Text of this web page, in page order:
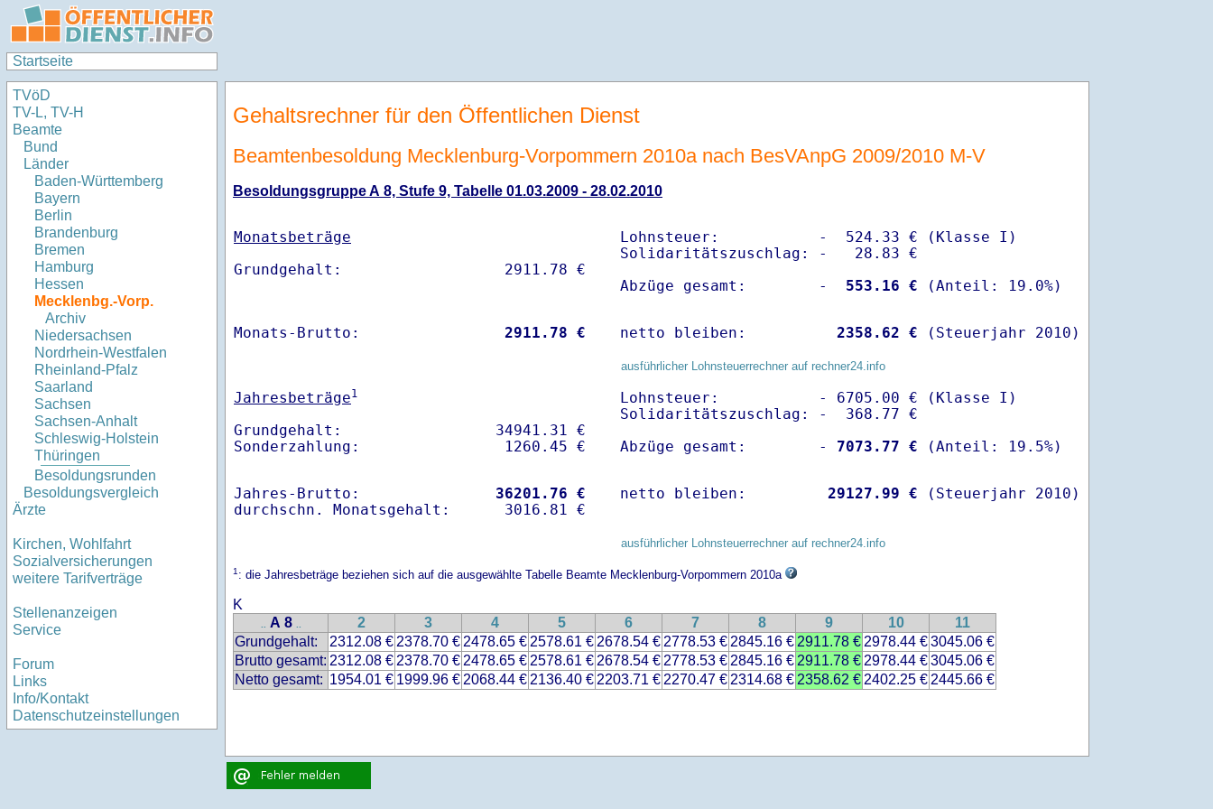
Startseite
TVöD
TV-L, TV-H
Beamte
Bund
Länder
Baden-Württemberg
Bayern
Berlin
Brandenburg
Bremen
Hamburg
Hessen
Mecklenbg.-Vorp.
Archiv
Niedersachsen
Nordrhein-Westfalen
Rheinland-Pfalz
Saarland
Sachsen
Sachsen-Anhalt
Schleswig-Holstein
Thüringen
Besoldungsrunden
Besoldungsvergleich
Ärzte
Kirchen, Wohlfahrt
Sozialversicherungen
weitere Tarifverträge
Stellenanzeigen
Service
Forum
Links
Info/Kontakt
Datenschutzeinstellungen
Gehaltsrechner für den Öffentlichen Dienst
Beamtenbesoldung Mecklenburg-Vorpommern 2010a nach BesVAnpG 2009/2010 M-V
Besoldungsgruppe A 8, Stufe 9, Tabelle 01.03.2009 - 28.02.2010
Monatsbeträge
Lohnsteuer:           -  524.33 € (Klasse I)
Solidaritätszuschlag: -   28.83 €
Abzüge gesamt:        -
  553.16 €
Monats-Brutto: 2911.78 € netto bleiben: 2358.62 € (Steuerjahr 2010)
ausführlicher Lohnsteuerrechner auf rechner24.info
Jahresbeträge1
Grundgehalt:                 34941.31 €
Lohnsteuer:           - 6705.00 € (Klasse I)
Solidaritätszuschlag: -  368.77 €
Abzüge gesamt:        -
7073.77 €
Jahres-Brutto: 36201.76 €
netto bleiben: 29127.99 € (Steuerjahr 2010)
ausführlicher Lohnsteuerrechner auf rechner24.info
1: die Jahresbeträge beziehen sich auf die ausgewählte Tabelle Beamte Mecklenburg-Vorpommern 2010a
K
.. A 8 .. 2 3 4 5 6 7 8 9 10
11
Grundgehalt:
2312.08 € 2378.70 € 2478.65 € 2578.61 € 2678.54 € 2778.53 € 2845.16 € 2911.78 € 2978.44 €3045.06 €
Brutto gesamt: 2312.08 € 2378.70 € 2478.65 € 2578.61 € 2678.54 € 2778.53 € 2845.16 € 2911.78 € 2978.44 €3045.06 €
Netto gesamt: 1954.01 € 1999.96 € 2068.44 € 2136.40 € 2203.71 € 2270.47 € 2314.68 € 2358.62 € 2402.25 € 2445.66 €